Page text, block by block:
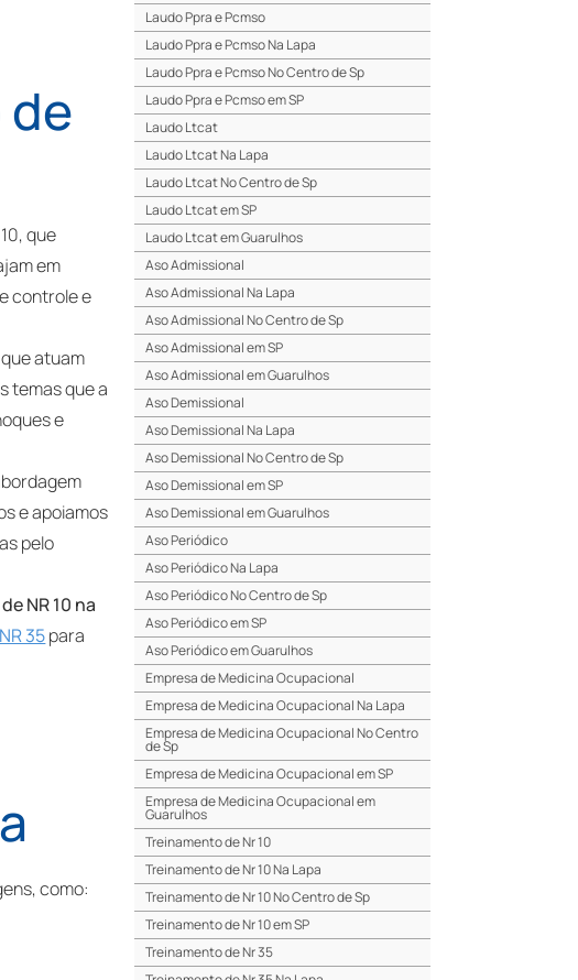
que
em
controle e
atuam
temas que a
e
e apoiamos
pelo
NR 10 na
35para
como:
Laudo Ppra e Pcmso
Laudo Ppra e Pcmso Na Lapa
Laudo Ppra e Pcmso No Centro de Sp
Laudo Ppra e Pcmso em SP
Laudo Ltcat
Laudo Ltcat Na Lapa
Laudo Ltcat No Centro de Sp
Laudo Ltcat em SP
Laudo Ltcat em Guarulhos
Aso Admissional
Aso Admissional Na Lapa
Aso Admissional No Centro de Sp
Aso Admissional em SP
Aso Admissional em Guarulhos
Aso Demissional
Aso Demissional Na Lapa
Aso Demissional No Centro de Sp
Aso Demissional em SP
Aso Demissional em Guarulhos
Aso Periódico
Aso Periódico Na Lapa
Aso Periódico No Centro de Sp
Aso Periódico em SP
Aso Periódico em Guarulhos
Empresa de Medicina Ocupacional
Empresa de Medicina Ocupacional Na Lapa
Empresa de Medicina Ocupacional No Centro
de Sp
Empresa de Medicina Ocupacional em SP
Empresa de Medicina Ocupacional em
Guarulhos
Treinamento de Nr 10
Treinamento de Nr 10 Na Lapa
Treinamento de Nr 10 No Centro de Sp
Treinamento de Nr 10 em SP
Treinamento de Nr 35